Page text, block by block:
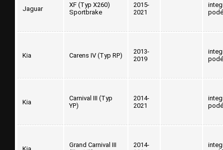
Jaguar
XF (Typ X260)
Sportbrake
2015-
2021
Kia Carens IV (Typ RP)
2013-
2019
Kia
Carnival III (Typ
YP)
2014-
2021
Grand Carnival III
2014-